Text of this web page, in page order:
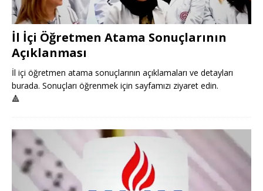
İl İçi Öğretmen Atama Sonuçlarının
Açıklanması
İl içi öğretmen atama sonuçlarının açıklamaları ve detayları
burada. Sonuçları öğrenmek için sayfamızı ziyaret edin.
🔺